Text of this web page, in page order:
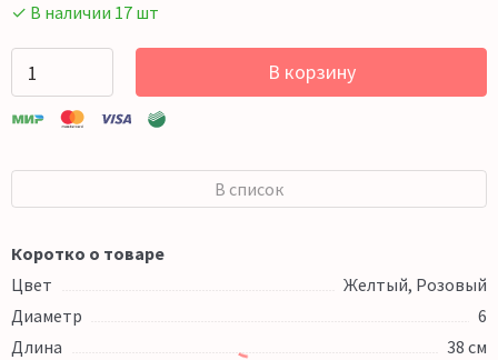
✓ В наличии 17 шт
В корзину
В список
Коротко о товаре
Цвет
Желтый, Розовый
Диаметр
6
Длина
38 см